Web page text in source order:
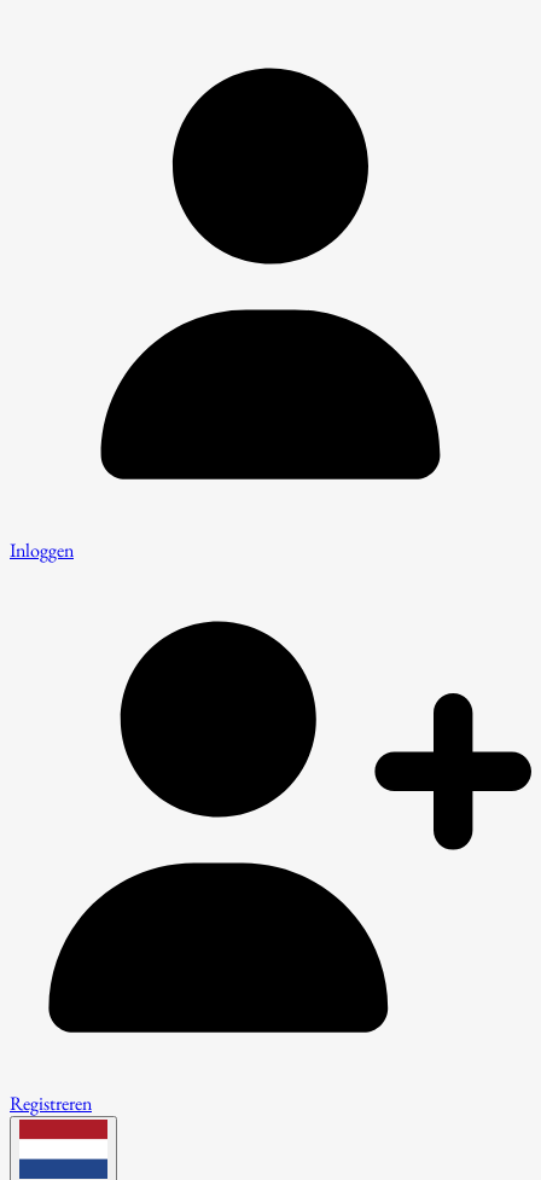
Inloggen
Registreren